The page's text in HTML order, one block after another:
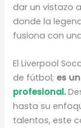
dar un vistazo
donde la
fusiona con
El Liverpool
de fútbol; es
profesional.
hasta su
talentos, este